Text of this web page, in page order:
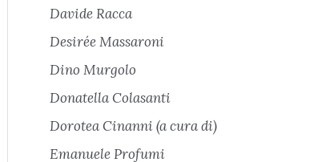
Davide Racca
Desirée Massaroni
Dino Murgolo
Donatella Colasanti
Dorotea Cinanni (a cura di)
Emanuele Profumi